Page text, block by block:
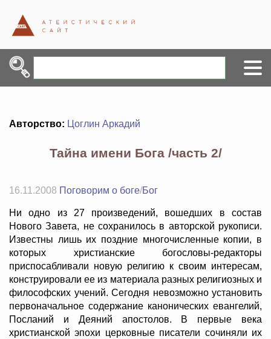
Авторство: Цоглин Аркадий
Тайна имени Бога /часть 2/
16.11.2008 Поговорим о боге/Бог
Ни одно из 27 произведений, вошедших в состав
Нового Завета, не сохранилось в авторской рукописи.
Известны лишь их поздние многочисленные копии, в
которых христианские богословы-редакторы
приспосабливали новую религию к своим интересам,
конструировали ее из материала разных религиозных и
философских учений. Сегодня невозможно установить
первоначальное содержание канонических евангелий,
Посланий и Деяний апостолов. В первые века
христианской эпохи церковные писатели сочиняли их